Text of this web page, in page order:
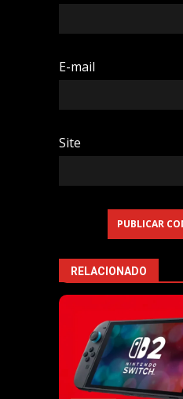
E-mail
Site
RELACIONADO